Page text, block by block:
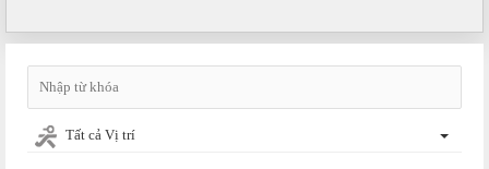
Hiệp hội doanh nghiệp...
Tất cả Vị trí